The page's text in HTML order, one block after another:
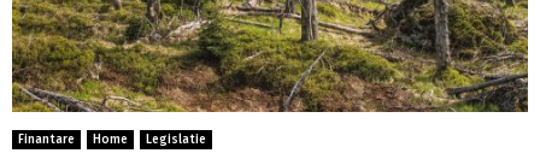
Finantare Home Legislatie